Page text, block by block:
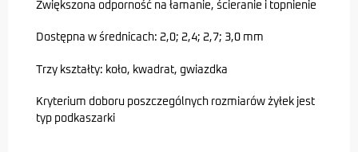
Zwiększona odporność na łamanie, ścieranie i topnienie
Dostępna w średnicach: 2,0; 2,4; 2,7; 3,0 mm
Trzy kształty: koło, kwadrat, gwiazdka
Kryterium doboru poszczególnych rozmiarów żyłek jest
typ podkaszarki